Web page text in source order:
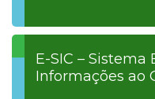
E-SIC –
Informações ao